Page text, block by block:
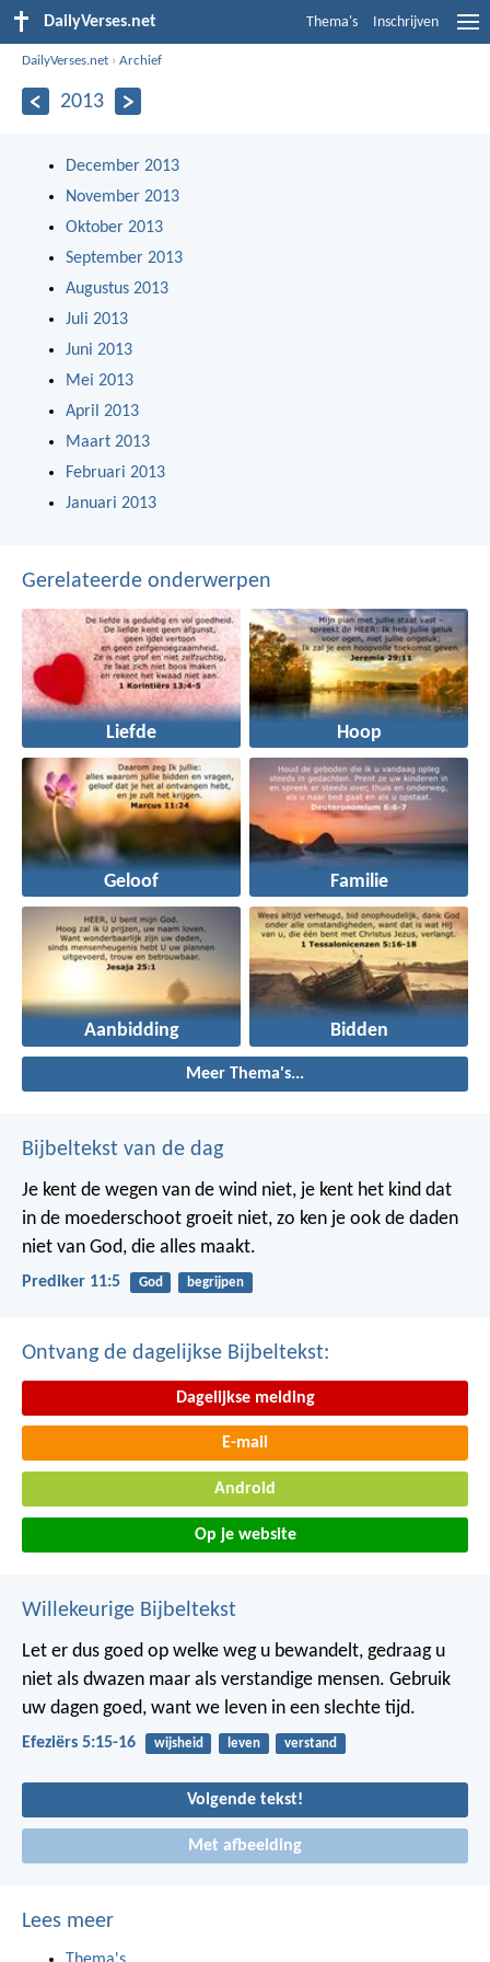
DailyVerses.net Thema's Inschrijven
DailyVerses.net ›Archief
2013
December 2013
November 2013
Oktober 2013
September 2013
Augustus 2013
Juli 2013
Juni 2013
Mei 2013
April 2013
Maart 2013
Februari 2013
Januari 2013
Gerelateerde onderwerpen
Liefde Hoop
Geloof Familie
Aanbidding Bidden
Meer Thema's...
Bijbeltekst van de dag
Je kent de wegen van de wind niet, je kent het kind dat
in de moederschoot groeit niet, zo ken je ook de daden
niet van God, die alles maakt.
Prediker 11:5 God begrijpen
Ontvang de dagelijkse Bijbeltekst:
Dagelijkse melding
E-mail
Android
Op je website
Willekeurige Bijbeltekst
Let er dus goed op welke weg u bewandelt, gedraag u
niet als dwazen maar als verstandige mensen. Gebruik
uw dagen goed, want we leven in een slechte tijd.
Efeziërs 5:15-16 wijsheid leven verstand
Volgende tekst!
Met afbeelding
Lees meer